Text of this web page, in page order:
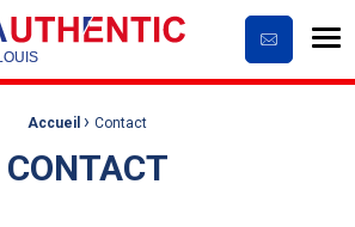
Accueil › Contact
CONTACT